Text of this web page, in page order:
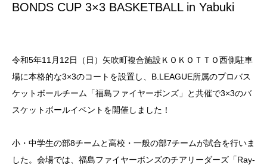
BONDS CUP 3×3 BASKETBALL in Yabuki
令和5年11月12日（日）矢吹町複合施設ＫＯＫＯＴＴＯ西側駐車
場に本格的な3×3のコートを設置し、B.LEAGUE所属のプロバス
ケットボールチーム「福島ファイヤーボンズ」と共催で3×3のバ
スケットボールイベントを開催しました！
小・中学生の部8チームと高校・一般の部7チームが試合を行いま
した。会場では、福島ファイヤーボンズのチアリーダーズ「Ray-